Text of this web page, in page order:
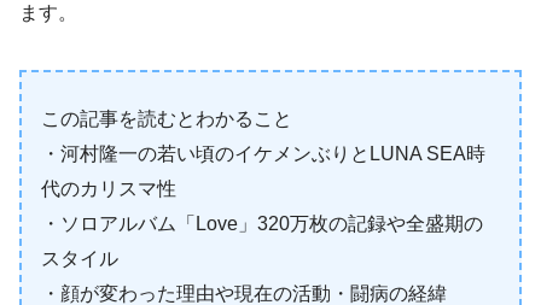
ます。
この記事を読むとわかること
・河村隆一の若い頃のイケメンぶりとLUNA SEA時
代のカリスマ性
・ソロアルバム「Love」320万枚の記録や全盛期の
スタイル
・顔が変わった理由や現在の活動・闘病の経緯